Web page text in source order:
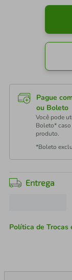
Pague
ou Boleto
Você pode
Boleto*
produto.
*Boleto
Entrega
Política de Trocas